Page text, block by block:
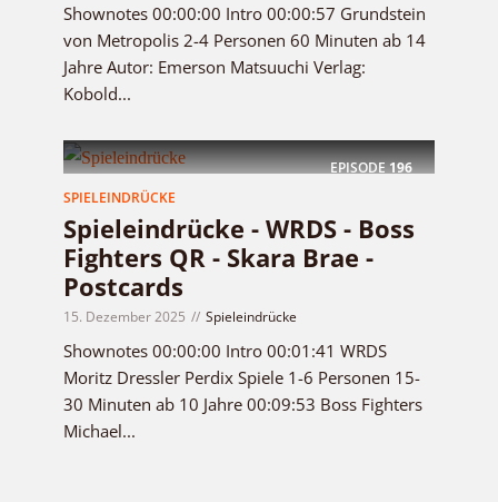
Shownotes 00:00:00 Intro 00:00:57 Grundstein
von Metropolis 2-4 Personen 60 Minuten ab 14
Jahre Autor: Emerson Matsuuchi Verlag:
Kobold...
EPISODE196
SPIELEINDRÜCKE
Spieleindrücke - WRDS - Boss
Fighters QR - Skara Brae -
Postcards
15. Dezember 2025 Spieleindrücke
Shownotes 00:00:00 Intro 00:01:41 WRDS
Moritz Dressler Perdix Spiele 1-6 Personen 15-
30 Minuten ab 10 Jahre 00:09:53 Boss Fighters
Michael...